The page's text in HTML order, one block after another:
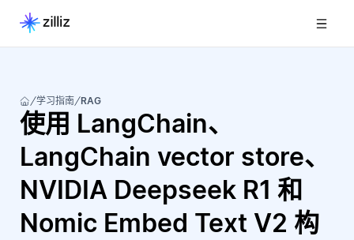
学习指南 RAG
使用 LangChain、
LangChain vector store、
NVIDIA Deepseek R1 和
Nomic Embed Text V2 构